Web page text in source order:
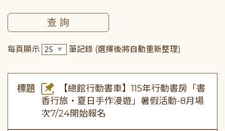
每頁顯示 筆記錄 (選擇後將自動重新整理)
標題
【總館行動書車】115年行動書房「書
香行旅・夏日手作漫遊」暑假活動-8月場
次7/24開始報名